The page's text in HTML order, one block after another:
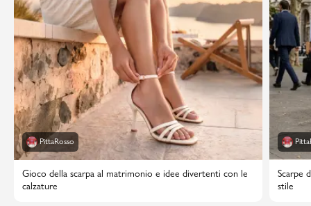
PittaRosso
Gioco della scarpa al matrimonio e idee divertenti con le
calzature
Scarpe
stile